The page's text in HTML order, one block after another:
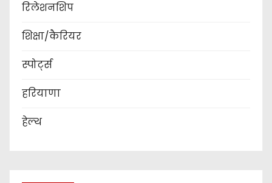
रिलेशनशिप
शिक्षा/कैरियर
स्पोर्ट्स
हरियाणा
हेल्थ